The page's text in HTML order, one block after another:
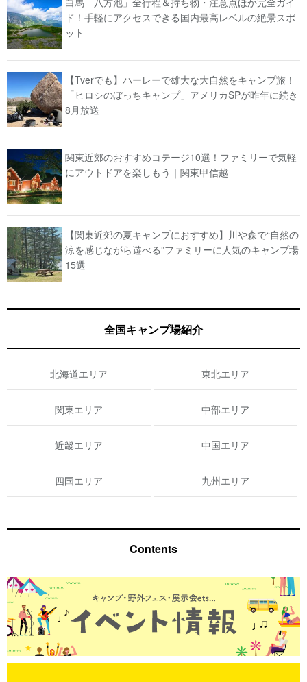
ド！手軽にアクセスできる国内最高レベルの絶景スポ
ット
【Tverでも】ハーレーで雄大な大自然をキャンプ旅！
「ヒロシのぼっちキャンプ」アメリカSPが昨年に続き
8月放送
関東近郊のおすすめコテージ10選！ファミリーで気軽
にアウトドアを楽しもう｜関東甲信越
【関東近郊の夏キャンプにおすすめ】川や森で“自然の
涼を感じながら遊べる”ファミリーに人気のキャンプ場
15選
全国キャンプ場紹介
北海道エリア 東北エリア
関東エリア 中部エリア
近畿エリア 中国エリア
四国エリア 九州エリア
Contents